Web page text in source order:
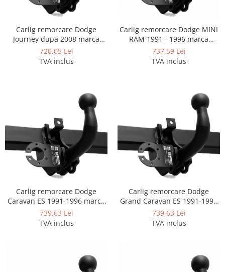
Carlige Mitsubishi
Carlige Nissan
Carlige Omoda
Carlige Opel
Carlige Porsche
Carlige Renault
Carlige Seat
Carlige Skoda
Carlige Subaru
Carlige Suzuki
Scut motor Smart
Scut motor SsangYong
Scut motor Subaru
Scut motor Suzuki
Scut motor Volvo C40
Scut motor Volvo V90
Scut motor Volvo XC40
Scut motor Vw
Carlig remorcare Dodge
Journey dupa 2008 marca
Autohak r49s
720,05 Lei
TVA inclus
Carlig remorcare Dodge MINI
RAM 1991 - 1996 marca
Autohak
737,59 Lei
TVA inclus
Carlig remorcare Dodge
Caravan ES 1991-1996 marca
Autohak
739,63 Lei
TVA inclus
Carlig remorcare Dodge
Grand Caravan ES 1991-1996
marca Autohak
739,63 Lei
TVA inclus